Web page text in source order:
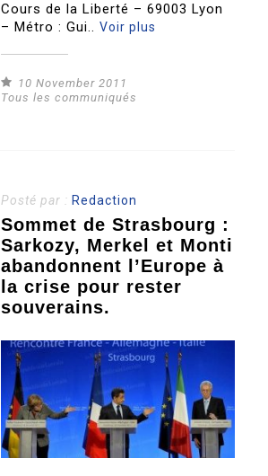
Cours de la Liberté – 69003 Lyon
– Métro : Gui..Voir plus
10 November 2011
Tous les communiqués
Posté par : Redaction
Sommet de Strasbourg :
Sarkozy, Merkel et Monti
abandonnent l’Europe à
la crise pour rester
souverains.